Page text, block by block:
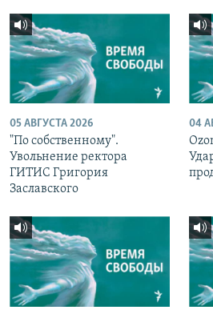
05 АВГУСТА 2026
"По собственному".
Увольнение ректора
ГИТИС Григория
Заславского
04